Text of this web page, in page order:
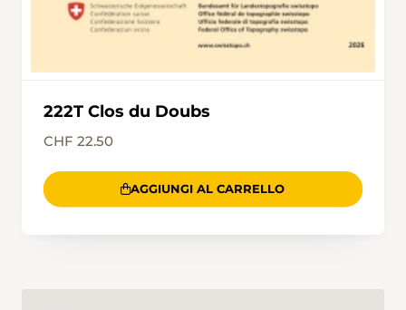
222T Clos du Doubs
CHF 22.50
AGGIUNGI AL CARRELLO